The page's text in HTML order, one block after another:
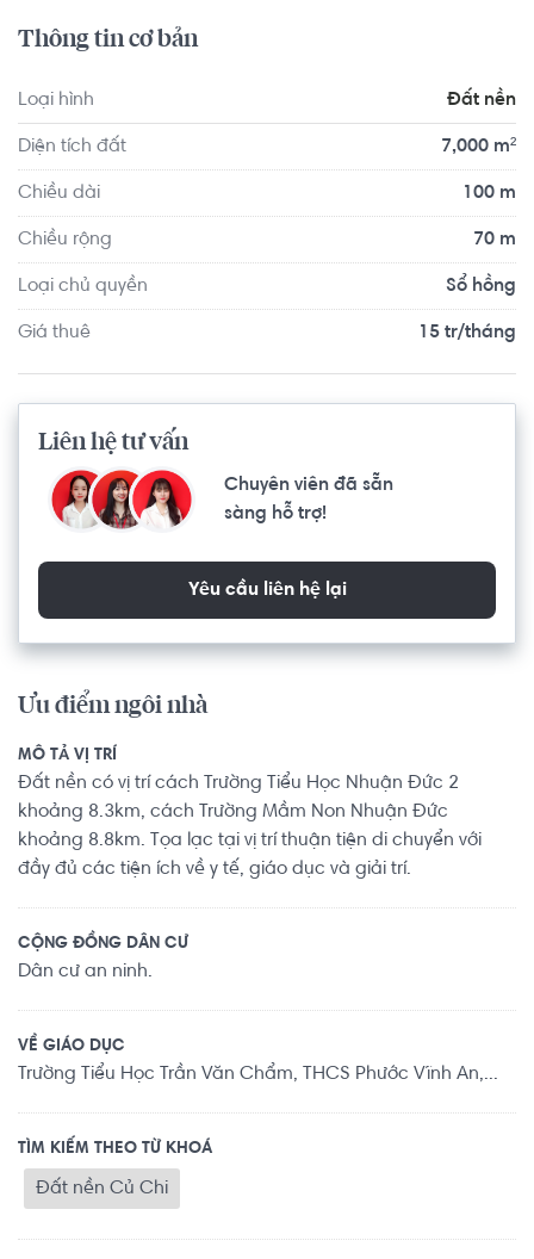
đầy đủ các tiện ích về y tế, giáo dục và giải trí.
Thông tin cơ bản
Loại hình Đất nền
Diện tích đất 7,000 m²
Chiều dài 100 m
Chiều rộng 70 m
Loại chủ quyền Sổ hồng
Giá thuê 15 tr/tháng
Liên hệ tư vấn
Chuyên viên đã sẵn
sàng hỗ trợ!
Yêu cầu liên hệ lại
Ưu điểm ngôi nhà
MÔ TẢ VỊ TRÍ
Đất nền có vị trí cách Trường Tiểu Học Nhuận Đức 2
khoảng 8.3km, cách Trường Mầm Non Nhuận Đức
khoảng 8.8km. Tọa lạc tại vị trí thuận tiện di chuyển với
đầy đủ các tiện ích về y tế, giáo dục và giải trí.
CỘNG ĐỒNG DÂN CƯ
Dân cư an ninh.
VỀ GIÁO DỤC
Trường Tiểu Học Trần Văn Chẩm, THCS Phước Vĩnh An,...
TÌM KIẾM THEO TỪ KHOÁ
Đất nền Củ Chi